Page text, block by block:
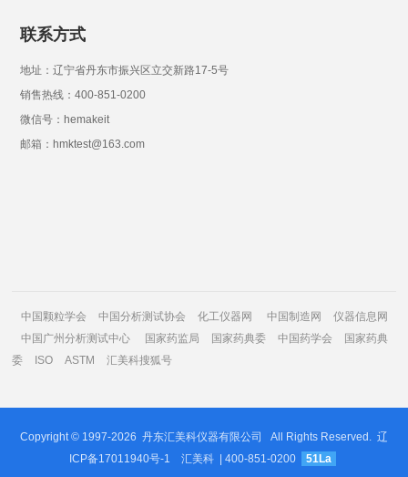
联系方式
地址：辽宁省丹东市振兴区立交新路17-5号
销售热线：400-851-0200
微信号：hemakeit
邮箱：hmktest@163.com
中国颗粒学会 中国分析测试协会 化工仪器网 中国制造网
仪器信息网
中国广州分析测试中心
国家药监局 国家药典委 中国药学会
国家药典
委
ISO ASTM 汇美科搜狐号
Copyright © 1997-2026 丹东汇美科仪器有限公司 All Rights Reserved. 辽
ICP备17011940号-1
汇美科 | 400-851-0200 51La